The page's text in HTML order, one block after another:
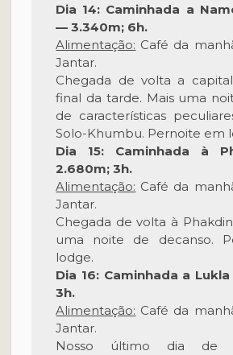
Dia 14: Caminhada a
— 3.340m; 6h.
Alimentação: Café da
Jantar.
Chegada de volta a
final da tarde. Mais uma
de características
Solo-Khumbu. Pernoite em
Dia 15: Caminhada à
2.680m; 3h.
Alimentação: Café da
Jantar.
Chegada de volta à
uma noite de decanso.
lodge.
Dia 16: Caminhada a
3h.
Alimentação: Café da
Jantar.
Nosso último dia de